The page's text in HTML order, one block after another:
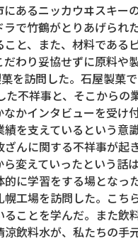
あるニッカウヰスキー
で竹鶴がとりあげられ
と、また、材料である
わり妥協せずに原料や
を訪問した。石屋製菓
た不祥事と、そこから
かインタビューを受
を支えているという意
んに関する不祥事が
ら変えていったという
に学習をする場となった
工場を訪問した。こ
ることを学んだ。また
涼飲料水が、私たちの